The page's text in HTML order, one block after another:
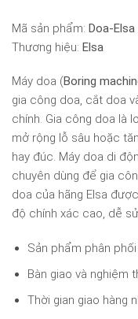
Mã sản phẩm: Doa-Elsa
Thương hiệu: Elsa
Máy doa (Boring
gia công doa, cắt doa
chính. Gia công doa là
mở rộng lỗ sâu hoặc
hay đúc. Máy doa di
chuyên dùng để gia
doa của hãng Elsa
độ chính xác cao, dễ
Sản phẩm phân
Bàn giao và nghiệm
Thời gian giao hàng